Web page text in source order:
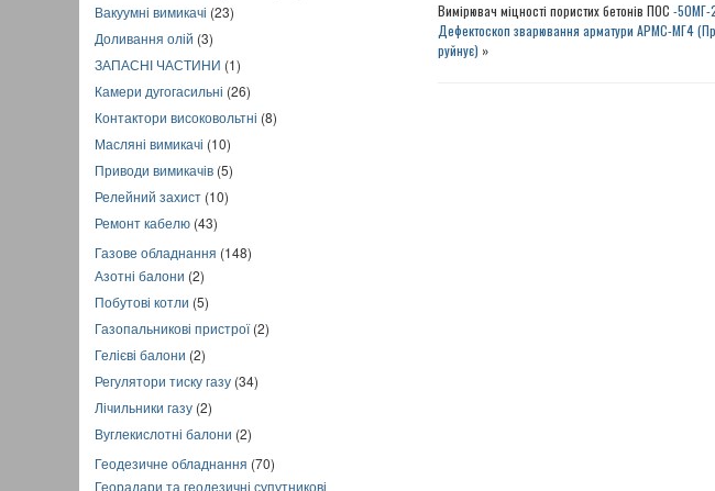
Вакуумні вимикачі (23)
Доливання олій (3)
ЗАПАСНІ ЧАСТИНИ (1)
Камери дугогасильні (26)
Контактори високовольтні (8)
Масляні вимикачі (10)
Приводи вимикачів (5)
Релейний захист (10)
Ремонт кабелю (43)
Газове обладнання (148)
Азотні балони (2)
Побутові котли (5)
Газопальникові пристрої(2)
Гелієві балони (2)
Регулятори тиску газу (34)
Лічильники газу (2)
Вуглекислотні балони (2)
Геодезичне обладнання (70)
Георадари та геодезичні супутникові
Вимірювач міцності пористих бетонів ПОС -
Дефектоскоп зварювання арматури АРМС-МГ4
руйнує) »